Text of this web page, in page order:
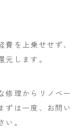
を上乗せせず、
します。
修理からリノベー
ずは一度、お問い
。